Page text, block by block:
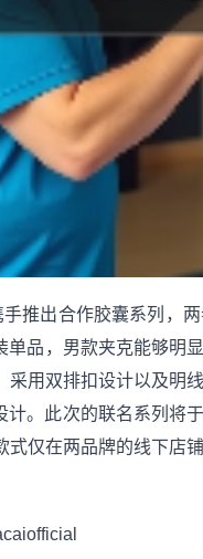
推出合作胶囊系列，
单品，男款夹克能够明
采用双排扣设计以及明
计。此次的联名系列将
式仅在两品牌的线下店